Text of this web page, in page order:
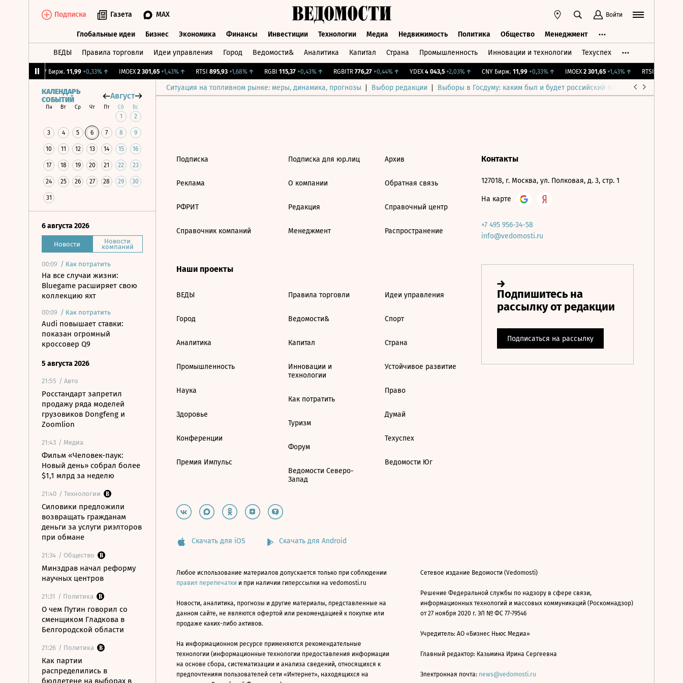
Подписка Газета MAX Войти
Глобальные идеи Бизнес Экономика Финансы Инвестиции Технологии Медиа Недвижимость Политика Общество Менеджмент
ВЕДЫ Правила торговли Идеи управления Город Ведомости& Аналитика Капитал Страна Промышленность Инновации и технологии Техуспех
CNY Бирж. 11,99 +0,33%↑ IMOEX 2 301,65 +1,43%↑ RTSI 895,93 +1,68%↑ RGBI 115,37 +0,43%↑ RGBITR 776,27 +0,44%↑ YDEX 4 043,5 +2,03%↑ CNY Бирж. 11,99 +0,33%↑ IMOEX 2 301,65 +1,43%↑ RTSI 895,93
Ситуация на топливном рынке: меры, динамика, прогнозы Выбор редакции Выборы в Госдуму: каким был и будет российский парламент
КАЛЕНДАРЬ
СОБЫТИЙ
Август
Пн Вт Ср Чт Пт Сб Вс
1 2
3 4 5 6 7 8 9
10 11 12 13 14 15 16
17 18 19 20 21 22 23
24 25 26 27 28 29 30
31
6 августа 2026
Новости Новости
компаний
00:09 / Как потратить
На все случаи жизни:
Bluegame расширяет свою
коллекцию яхт
00:09 / Как потратить
Audi повышает ставки:
показан огромный
кроссовер Q9
5 августа 2026
21:55 / Авто
Росстандарт запретил
продажу ряда моделей
грузовиков Dongfeng и
Zoomlion
21:43 / Медиа
Фильм «Человек-паук:
Новый день» собрал более
$1,1 млрд за неделю
21:40 / Технологии
Силовики предложили
возвращать гражданам
деньги за услуги риэлторов
при обмане
21:34 / Общество
Минздрав начал реформу
научных центров
21:31 / Политика
О чем Путин говорил со
сменщиком Гладкова в
Белгородской области
21:26 / Политика
Как партии
распределились в
бюллетене на выборах в
Подписка
Реклама
РФРИТ
Справочник компаний
Подписка для юр.лиц
О компании
Редакция
Менеджмент
Архив
Обратная связь
Справочный центр
Распространение
Наши проекты
ВЕДЫ
Город
Аналитика
Промышленность
Наука
Здоровье
Конференции
Премия Импульс
Правила торговли
Ведомости&
Капитал
Инновации и
технологии
Как потратить
Туризм
Форум
Ведомости Северо-
Запад
Идеи управления
Спорт
Страна
Устойчивое развитие
Право
Думай
Техуспех
Ведомости Юг
Контакты
127018, г. Москва, ул. Полковая, д. 3, стр. 1
На карте
+7 495 956-34-58
info@vedomosti.ru
Скачать для iOS Скачать для Android
Любое использование материалов допускается только при соблюдении
правил перепечатки и при наличии гиперссылки на vedomosti.ru
Новости, аналитика, прогнозы и другие материалы, представленные на
данном сайте, не являются офертой или рекомендацией к покупке или
продаже каких-либо активов.
На информационном ресурсе применяются рекомендательные
технологии (информационные технологии предоставления информации
на основе сбора, систематизации и анализа сведений, относящихся к
предпочтениям пользователей сети «Интернет», находящихся на
Сетевое издание Ведомости (Vedomosti)
Решение Федеральной службы по надзору в сфере связи,
информационных технологий и массовых коммуникаций (Роскомнадзор)
от 27 ноября 2020 г. ЭЛ № ФС 77-79546
Учредитель: АО «Бизнес Ньюс Медиа»
Главный редактор: Казьмина Ирина Сергеевна
Электронная почта: news@vedomosti.ru